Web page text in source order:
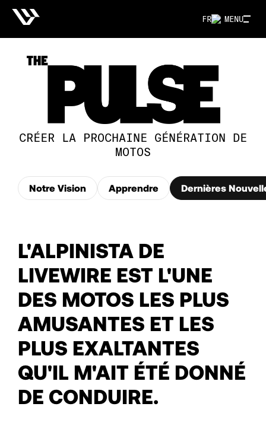
MENU
FR
CRÉER LA PROCHAINE GÉNÉRATION DE
MOTOS
Notre Vision Apprendre Dernières
L'ALPINISTA DE
LIVEWIRE EST L'UNE
DES MOTOS LES PLUS
AMUSANTES ET LES
PLUS EXALTANTES
QU'IL M'AIT ÉTÉ DONNÉ
DE CONDUIRE.